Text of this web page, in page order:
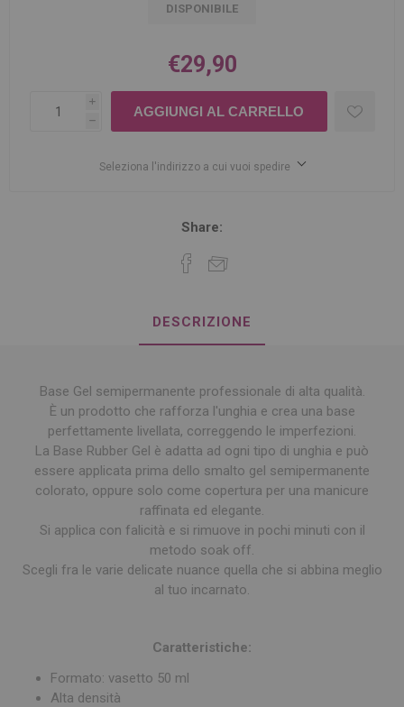
DISPONIBILE
€29,90
i
h
Seleziona l'indirizzo a cui vuoi spedire
Share:
DESCRIZIONE
Base Gel semipermanente professionale di alta qualità.
È un prodotto che rafforza l'unghia e crea una base
perfettamente livellata, correggendo le imperfezioni.
La Base Rubber Gel è adatta ad ogni tipo di unghia e può
essere applicata prima dello smalto gel semipermanente
colorato, oppure solo come copertura per una manicure
raffinata ed elegante.
Si applica con falicità e si rimuove in pochi minuti con il
metodo soak off.
Scegli fra le varie delicate nuance quella che si abbina meglio
al tuo incarnato.
Caratteristiche:
Formato: vasetto 50 ml
Alta densità